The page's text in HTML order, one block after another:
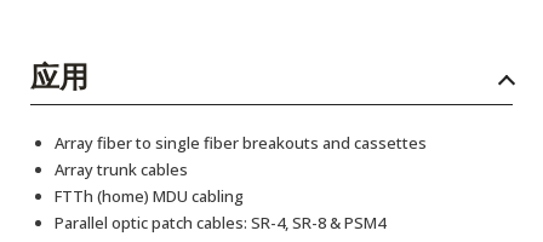
应用
Array fiber to single fiber breakouts and cassettes
Array trunk cables
FTTh (home) MDU cabling
Parallel optic patch cables: SR-4, SR-8 & PSM4